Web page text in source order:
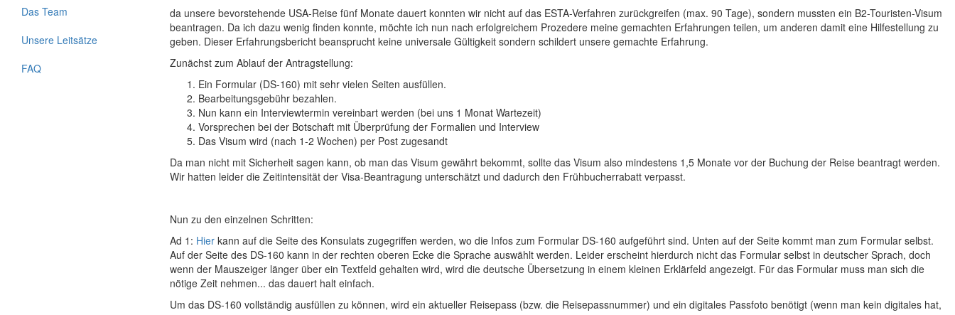
Das Team
Unsere Leitsätze
FAQ
da unsere bevorstehende USA-Reise fünf Monate dauert konnten wir nicht auf das ESTA-Verfahren zurückgreifen (max. 90 Tage), sondern mussten ein B2-Touristen-Visum
beantragen. Da ich dazu wenig finden konnte, möchte ich nun nach erfolgreichem Prozedere meine gemachten Erfahrungen teilen, um anderen damit eine Hilfestellung zu
geben. Dieser Erfahrungsbericht beansprucht keine universale Gültigkeit sondern schildert unsere gemachte Erfahrung.
Zunächst zum Ablauf der Antragstellung:
Ein Formular (DS-160) mit sehr vielen Seiten ausfüllen.
Bearbeitungsgebühr bezahlen.
Nun kann ein Interviewtermin vereinbart werden (bei uns 1 Monat Wartezeit)
Vorsprechen bei der Botschaft mit Überprüfung der Formalien und Interview
Das Visum wird (nach 1-2 Wochen) per Post zugesandt
Da man nicht mit Sicherheit sagen kann, ob man das Visum gewährt bekommt, sollte das Visum also mindestens 1,5 Monate vor der Buchung der Reise beantragt werden.
Wir hatten leider die Zeitintensität der Visa-Beantragung unterschätzt und dadurch den Frühbucherrabatt verpasst.
Nun zu den einzelnen Schritten:
Ad 1: Hier kann auf die Seite des Konsulats zugegriffen werden, wo die Infos zum Formular DS-160 aufgeführt sind. Unten auf der Seite kommt man zum Formular selbst.
Auf der Seite des DS-160 kann in der rechten oberen Ecke die Sprache auswählt werden. Leider erscheint hierdurch nicht das Formular selbst in deutscher Sprach, doch
wenn der Mauszeiger länger über ein Textfeld gehalten wird, wird die deutsche Übersetzung in einem kleinen Erklärfeld angezeigt. Für das Formular muss man sich die
nötige Zeit nehmen... das dauert halt einfach.
Um das DS-160 vollständig ausfüllen zu können, wird ein aktueller Reisepass (bzw. die Reisepassnummer) und ein digitales Passfoto benötigt (wenn man kein digitales hat,